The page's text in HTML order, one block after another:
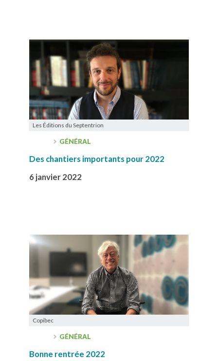
Les Éditions du Septentrion
GÉNÉRAL
Des chantiers importants pour 2022
6 janvier 2022
Copibec
GÉNÉRAL
Bonne rentrée 2022